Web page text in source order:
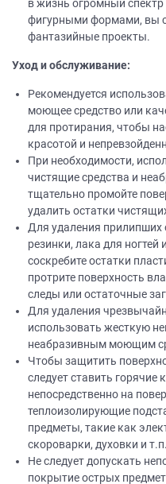
в жизнь огромный спектр
фигурными формами, вы
фантазийные проекты.
Уход и обслуживание:
Рекомендуется
моющее средство или
для протирания, чтобы
красотой и
При необходимости,
чистящие средства и
тщательно промойте
удалить остатки
Для удаления прилипших
резинки, лака для
соскребите остатки
протрите поверхность
следы или остаточные
Для удаления
использовать жесткую
неабразивным моющим
Чтобы защитить
следует ставить
непосредственно на
теплоизолирующие
предметы, такие как
скороварки, духовки и т.п.
Не следует допускать
покрытие острых